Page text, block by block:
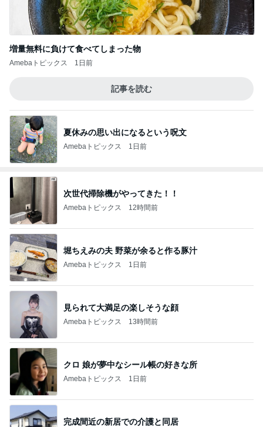
増量無料に負けて食べてしまった物
Amebaトピックス 1日前
記事を読む
夏休みの思い出になるという呪文
Amebaトピックス 1日前
次世代掃除機がやってきた！！
Amebaトピックス 12時間前
堀ちえみの夫 野菜が余ると作る豚汁
Amebaトピックス 1日前
見られて大満足の楽しそうな顔
Amebaトピックス 13時間前
クロ 娘が夢中なシール帳の好きな所
Amebaトピックス 1日前
完成間近の新居での介護と同居